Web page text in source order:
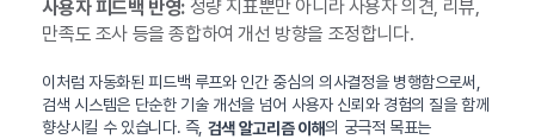
사용자 피드백 반영:정량 지표뿐만 아니라 사용자 의견, 리뷰,
만족도 조사 등을 종합하여 개선 방향을 조정합니다.
이처럼 자동화된 피드백 루프와 인간 중심의 의사결정을 병행함으로써,
검색 시스템은 단순한 기술 개선을 넘어 사용자 신뢰와 경험의 질을 함께
향상시킬 수 있습니다. 즉, 검색 알고리즘 이해의 궁극적 목표는